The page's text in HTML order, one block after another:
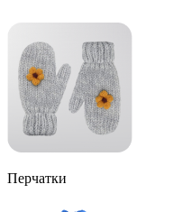
Перчатки